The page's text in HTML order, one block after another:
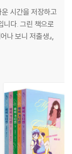
시간을 저장하고
니다. 그린 책으로
나 보니 저출생』,